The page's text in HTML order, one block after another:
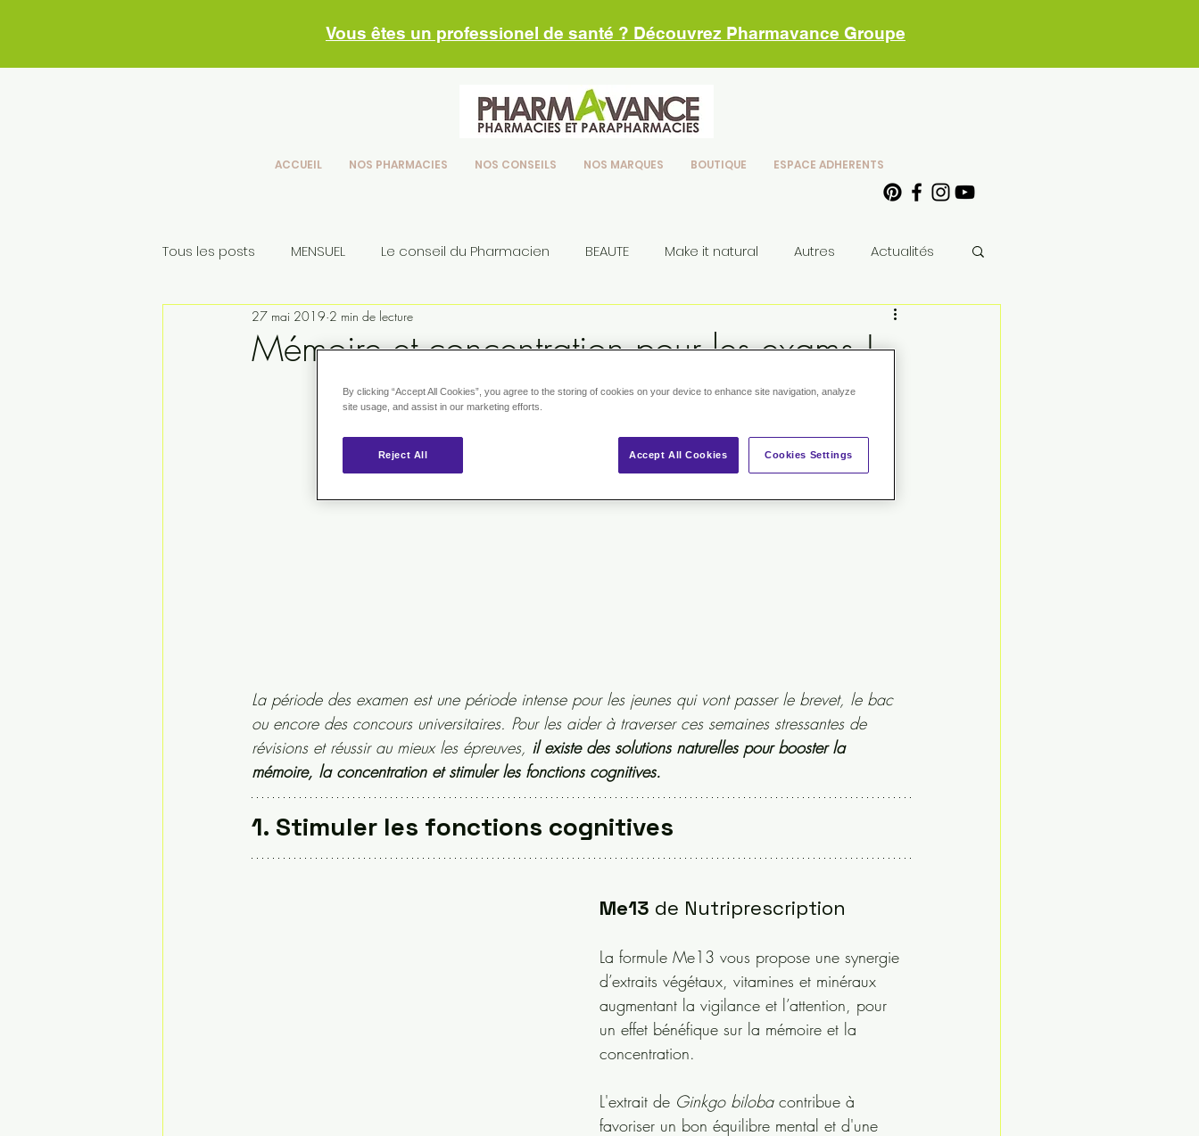
Vous êtes un professionel de santé ? Découvrez Pharmavance Groupe
ACCUEIL NOS PHARMACIES NOS CONSEILS NOS MARQUES BOUTIQUE ESPACE ADHERENTS
Tous les posts MENSUEL Le conseil du Pharmacien BEAUTE Make it natural Autres Actualités
Conseils skincare nos conseils
Mémoire et concentration pour les exams !
27 mai 2019 2 min de lecture
La période des examen est une période intense pour les jeunes qui vont passer le brevet, le bac
ou encore des concours universitaires. Pour les aider à traverser ces semaines stressantes de
révisions et réussir au mieux les épreuves, il existe des solutions naturelles pour booster la
mémoire, la concentration et stimuler les fonctions cognitives.
1. Stimuler les fonctions cognitives
Me13 de Nutriprescription
La formule Me13 vous propose une synergie
d’extraits végétaux, vitamines et minéraux
augmentant la vigilance et l’attention, pour
un effet bénéfique sur la mémoire et la
concentration.
L'extrait de Ginkgo biloba contribue à
favoriser un bon équilibre mental et d'une
By clicking “Accept All Cookies”, you agree to the storing of cookies on your device to enhance site navigation, analyze
site usage, and assist in our marketing efforts.
Reject All Accept All Cookies Cookies Settings